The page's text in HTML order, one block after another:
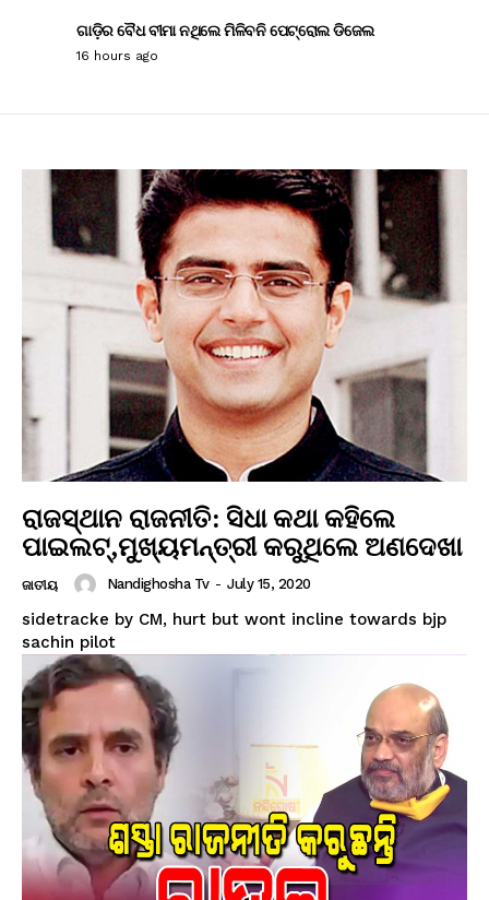
ଗାଡ଼ିର ବୈଧ ବୀମା ନଥିଲେ ମିଳିବନି ପେଟ୍ରୋଲ ଡିଜେଲ
16 hours ago
ରାଜସ୍ଥାନ ରାଜନୀତି: ସିଧା କଥା କହିଲେ
ପାଇଲଟ୍,ମୁଖ୍ୟମନ୍ତ୍ରୀ କରୁଥିଲେ ଅଣଦେଖା
ଜାତୀୟ Nandighosha Tv - July 15, 2020
sidetracke by CM, hurt but wont incline towards bjp
sachin pilot